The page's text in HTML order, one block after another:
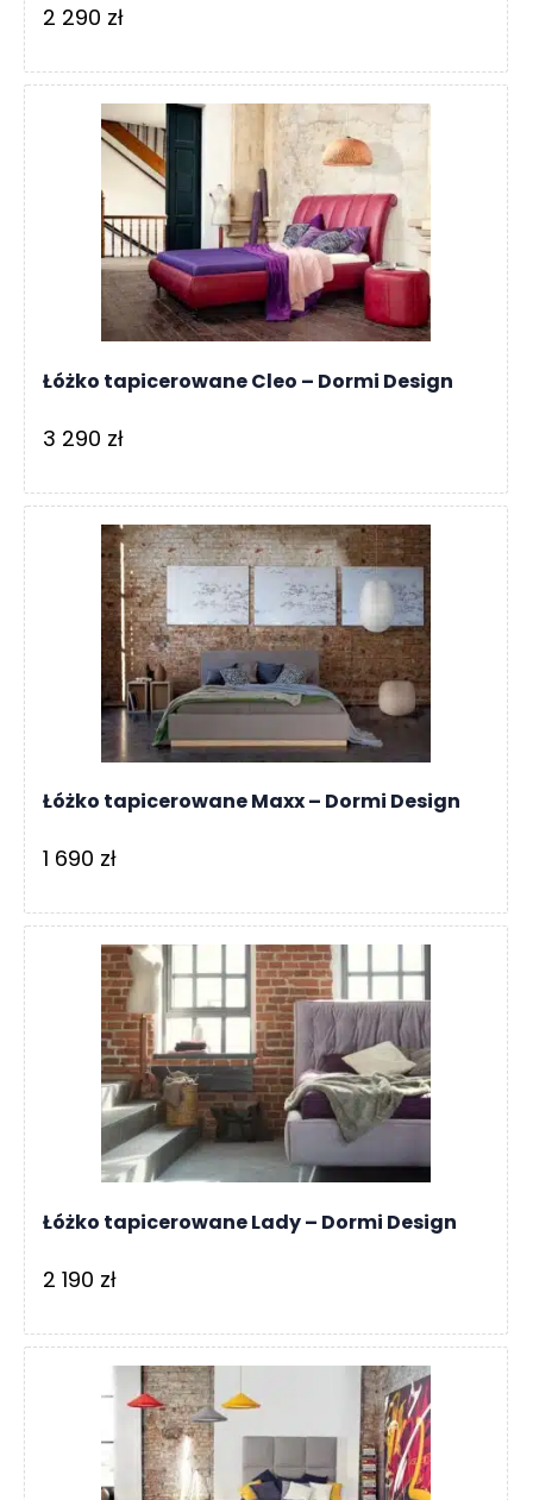
2 290 zł
Łóżko tapicerowane Cleo – Dormi Design
3 290 zł
Łóżko tapicerowane Maxx – Dormi Design
1 690 zł
Łóżko tapicerowane Lady – Dormi Design
2 190 zł